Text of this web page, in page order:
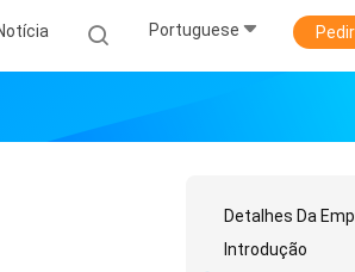
Portuguese
Detalhes Da
Introdução